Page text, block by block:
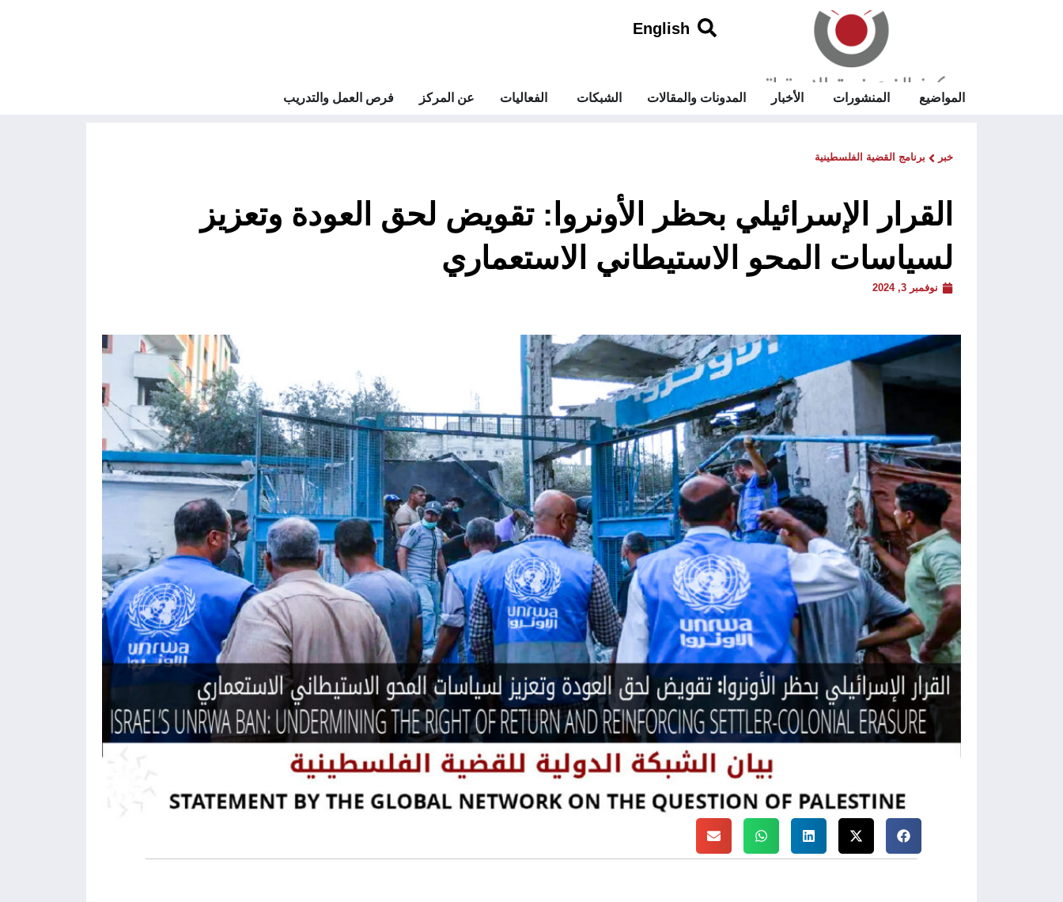
English
المواضيع المنشورات الأخبار المدونات والمقالات الشبكات الفعاليات عن المركز فرص العمل والتدريب
خبر برنامج القضية الفلسطينية
القرار الإسرائيلي بحظر الأونروا: تقويض لحق العودة وتعزيز
لسياسات المحو الاستيطاني الاستعماري
نوفمبر 3, 2024